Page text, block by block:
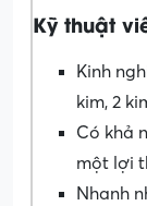
Kỹ thuật
Kinh
kim, 2
Có khả
một lợi
Nhanh